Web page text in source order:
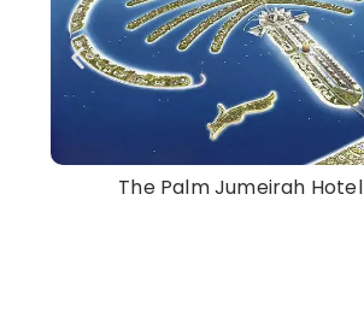
The Palm Jumeirah Hotel